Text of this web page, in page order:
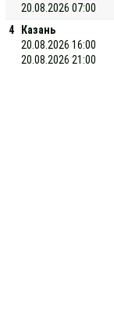
20.08.2026 07:00
4
Казань
20.08.2026 16:00
20.08.2026 21:00